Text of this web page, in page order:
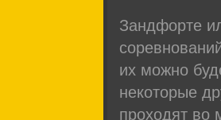
Зандфорте
их можно
некоторые
проходят во